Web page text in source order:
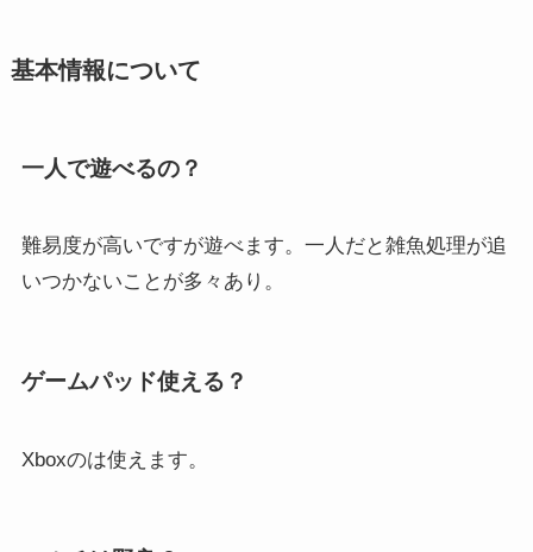
基本情報について
一人で遊べるの？
難易度が高いですが遊べます。一人だと雑魚処理が追
いつかないことが多々あり。
ゲームパッド使える？
Xboxのは使えます。